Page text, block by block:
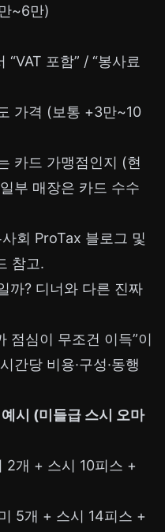
~6만)
포함” / “봉사료
가격 (보통 +3만~10
카드 가맹점인지 (현
부 매장은 카드 수수
회 ProTax 블로그 및
참고.
까? 디너와 다른 진짜
점심이 무조건 이득”이
간당 비용·구성·동행
시 (미들급 스시 오마
2개 + 스시 10피스 +
5개 + 스시 14피스 +